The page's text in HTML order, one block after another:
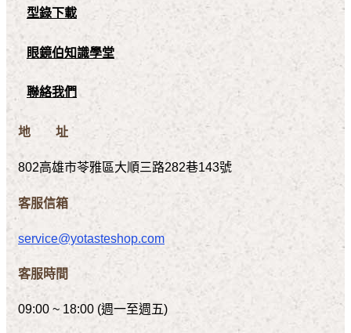
型錄下載
眼鏡伯知識學堂
聯絡我們
地 址
802高雄市苓雅區大順三路282巷143號
客服信箱
service@yotasteshop.com
客服時間
09:00 ~ 18:00 (週一至週五)